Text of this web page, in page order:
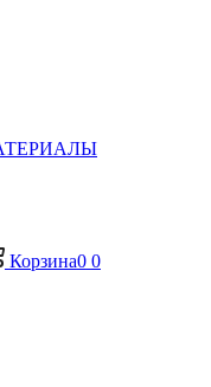
Корзина0 0